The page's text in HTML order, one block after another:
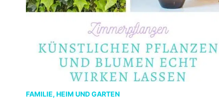
FAMILIE, HEIM UND GARTEN